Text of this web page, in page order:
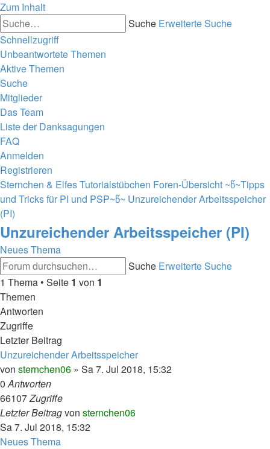
Zum Inhalt
Suche Erweiterte Suche
Schnellzugriff
Unbeantwortete Themen
Aktive Themen
Suche
Mitglieder
Das Team
Liste der Danksagungen
FAQ
Anmelden
Registrieren
Sternchen & Elfes Tutorialstübchen Foren-Übersicht ~წ~Tipps
und Tricks für PI und PSP~წ~ Unzureichender Arbeitsspeicher
(PI)
Unzureichender Arbeitsspeicher (PI)
Neues Thema
Suche Erweiterte Suche
1 Thema • Seite 1 von 1
Themen
Antworten
Zugriffe
Letzter Beitrag
Unzureichender Arbeitsspeicher
von sternchen06 » Sa 7. Jul 2018, 15:32
0Antworten
66107Zugriffe
Letzter Beitragvon sternchen06
Sa 7. Jul 2018, 15:32
Neues Thema